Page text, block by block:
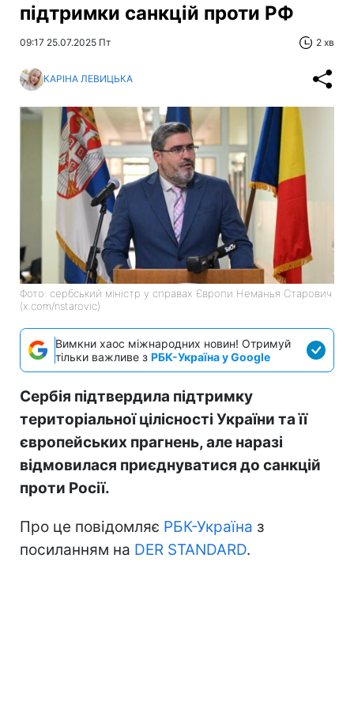
підтримки санкцій проти РФ
09:17 25.07.2025 Пт 2 хв
КАРІНА ЛЕВИЦЬКА
Фото: сербський міністр у справах Європи Неманья Старович
(x.com/nstarovic)
Вимкни хаос міжнародних новин! Отримуй
тільки важливе з РБК-Україна у Google
Сербія підтвердила підтримку
територіальної цілісності України та її
європейських прагнень, але наразі
відмовилася приєднуватися до санкцій
проти Росії.
Про це повідомляє РБК-Україна з
посиланням на DER STANDARD.